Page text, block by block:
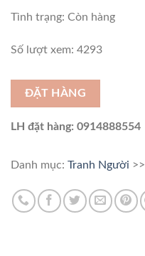
Tình trạng: Còn hàng
Số lượt xem: 4293
ĐẶT HÀNG
LH đặt hàng: 0914888554
Danh mục: Tranh Người >>